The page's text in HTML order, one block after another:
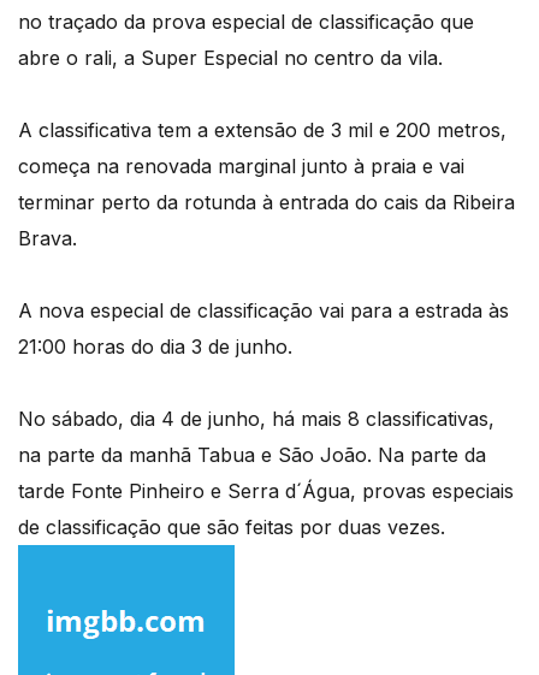
no traçado da prova especial de classificação que
abre o rali, a Super Especial no centro da vila.
A classificativa tem a extensão de 3 mil e 200 metros,
começa na renovada marginal junto à praia e vai
terminar perto da rotunda à entrada do cais da Ribeira
Brava.
A nova especial de classificação vai para a estrada às
21:00 horas do dia 3 de junho.
No sábado, dia 4 de junho, há mais 8 classificativas,
na parte da manhã Tabua e São João. Na parte da
tarde Fonte Pinheiro e Serra d´Água, provas especiais
de classificação que são feitas por duas vezes.